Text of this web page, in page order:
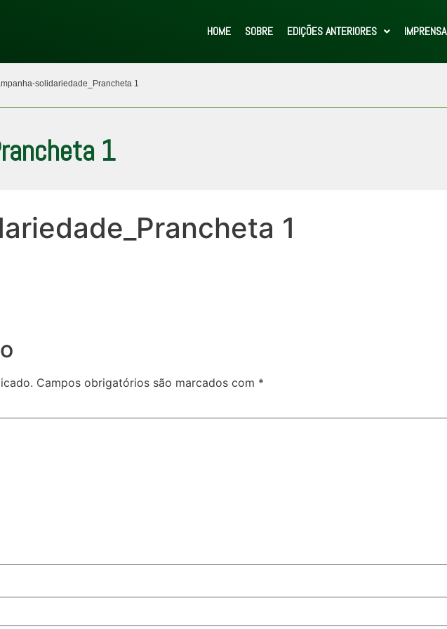
HOME SOBRE EDIÇÕES ANTERIORES IMPRENSA
solidariedade_Prancheta 1
1
1
Campos obrigatórios são marcados com *